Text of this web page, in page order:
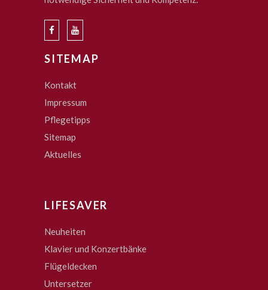
SITEMAP
Kontakt
Impressum
Pflegetipps
Sitemap
Aktuelles
LIFESAVER
Neuheiten
Klavier und Konzertbänke
Flügeldecken
Untersetzer